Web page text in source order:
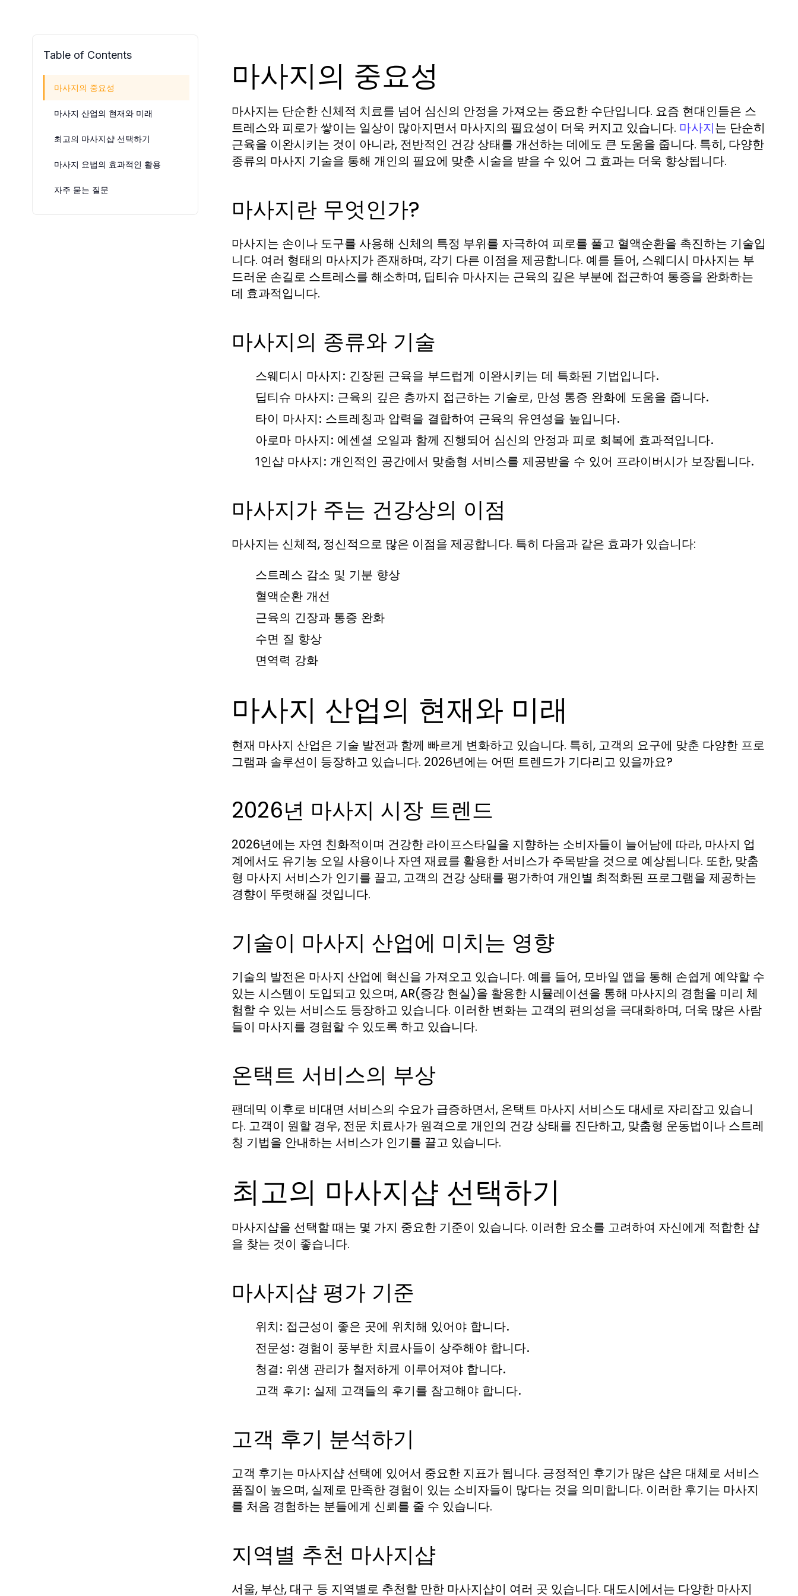
Table of Contents
마사지의 중요성
마사지 산업의 현재와 미래
최고의 마사지샵 선택하기
마사지 요법의 효과적인 활용
자주 묻는 질문
마사지의 중요성
마사지는 단순한 신체적 치료를 넘어 심신의 안정을 가져오는 중요한 수단입니다. 요즘 현대인들은 스
트레스와 피로가 쌓이는 일상이 많아지면서 마사지의 필요성이 더욱 커지고 있습니다. 마사지는 단순히
근육을 이완시키는 것이 아니라, 전반적인 건강 상태를 개선하는 데에도 큰 도움을 줍니다. 특히, 다양한
종류의 마사지 기술을 통해 개인의 필요에 맞춘 시술을 받을 수 있어 그 효과는 더욱 향상됩니다.
마사지란 무엇인가?
마사지는 손이나 도구를 사용해 신체의 특정 부위를 자극하여 피로를 풀고 혈액순환을 촉진하는 기술입
니다. 여러 형태의 마사지가 존재하며, 각기 다른 이점을 제공합니다. 예를 들어, 스웨디시 마사지는 부
드러운 손길로 스트레스를 해소하며, 딥티슈 마사지는 근육의 깊은 부분에 접근하여 통증을 완화하는
데 효과적입니다.
마사지의 종류와 기술
스웨디시 마사지: 긴장된 근육을 부드럽게 이완시키는 데 특화된 기법입니다.
딥티슈 마사지: 근육의 깊은 층까지 접근하는 기술로, 만성 통증 완화에 도움을 줍니다.
타이 마사지: 스트레칭과 압력을 결합하여 근육의 유연성을 높입니다.
아로마 마사지: 에센셜 오일과 함께 진행되어 심신의 안정과 피로 회복에 효과적입니다.
1인샵 마사지: 개인적인 공간에서 맞춤형 서비스를 제공받을 수 있어 프라이버시가 보장됩니다.
마사지가 주는 건강상의 이점
마사지는 신체적, 정신적으로 많은 이점을 제공합니다. 특히 다음과 같은 효과가 있습니다:
스트레스 감소 및 기분 향상
혈액순환 개선
근육의 긴장과 통증 완화
수면 질 향상
면역력 강화
마사지 산업의 현재와 미래
현재 마사지 산업은 기술 발전과 함께 빠르게 변화하고 있습니다. 특히, 고객의 요구에 맞춘 다양한 프로
그램과 솔루션이 등장하고 있습니다. 2026년에는 어떤 트렌드가 기다리고 있을까요?
2026년 마사지 시장 트렌드
2026년에는 자연 친화적이며 건강한 라이프스타일을 지향하는 소비자들이 늘어남에 따라, 마사지 업
계에서도 유기농 오일 사용이나 자연 재료를 활용한 서비스가 주목받을 것으로 예상됩니다. 또한, 맞춤
형 마사지 서비스가 인기를 끌고, 고객의 건강 상태를 평가하여 개인별 최적화된 프로그램을 제공하는
경향이 뚜렷해질 것입니다.
기술이 마사지 산업에 미치는 영향
기술의 발전은 마사지 산업에 혁신을 가져오고 있습니다. 예를 들어, 모바일 앱을 통해 손쉽게 예약할 수
있는 시스템이 도입되고 있으며, AR(증강 현실)을 활용한 시뮬레이션을 통해 마사지의 경험을 미리 체
험할 수 있는 서비스도 등장하고 있습니다. 이러한 변화는 고객의 편의성을 극대화하며, 더욱 많은 사람
들이 마사지를 경험할 수 있도록 하고 있습니다.
온택트 서비스의 부상
팬데믹 이후로 비대면 서비스의 수요가 급증하면서, 온택트 마사지 서비스도 대세로 자리잡고 있습니
다. 고객이 원할 경우, 전문 치료사가 원격으로 개인의 건강 상태를 진단하고, 맞춤형 운동법이나 스트레
칭 기법을 안내하는 서비스가 인기를 끌고 있습니다.
최고의 마사지샵 선택하기
마사지샵을 선택할 때는 몇 가지 중요한 기준이 있습니다. 이러한 요소를 고려하여 자신에게 적합한 샵
을 찾는 것이 좋습니다.
마사지샵 평가 기준
위치: 접근성이 좋은 곳에 위치해 있어야 합니다.
전문성: 경험이 풍부한 치료사들이 상주해야 합니다.
청결: 위생 관리가 철저하게 이루어져야 합니다.
고객 후기: 실제 고객들의 후기를 참고해야 합니다.
고객 후기 분석하기
고객 후기는 마사지샵 선택에 있어서 중요한 지표가 됩니다. 긍정적인 후기가 많은 샵은 대체로 서비스
품질이 높으며, 실제로 만족한 경험이 있는 소비자들이 많다는 것을 의미합니다. 이러한 후기는 마사지
를 처음 경험하는 분들에게 신뢰를 줄 수 있습니다.
지역별 추천 마사지샵
서울, 부산, 대구 등 지역별로 추천할 만한 마사지샵이 여러 곳 있습니다. 대도시에서는 다양한 마사지